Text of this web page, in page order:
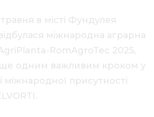
в місті Фундулея
міжнародна аграрна
RomAgroTec 2025,
ще одним важливим кроком у
міжнародної присутності